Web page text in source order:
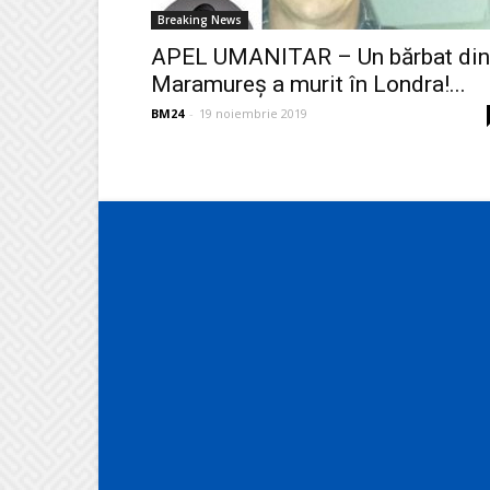
Breaking News
APEL UMANITAR – Un bărbat din
Maramureș a murit în Londra!...
BM24 - 19 noiembrie 2019